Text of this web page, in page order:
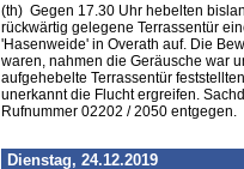
(th) Gegen 17.30 Uhr hebelten
rückwärtig gelegene Terrassentür
'Hasenweide' in Overath auf. Die
waren, nahmen die Geräusche war
aufgehebelte Terrassentür
unerkannt die Flucht ergreifen.
Rufnummer 02202 / 2050 entgegen.
Dienstag, 24.12.2019